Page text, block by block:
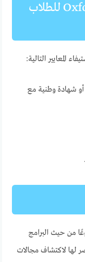
شروط القبول في جامعة Oxford للطلاب
المعايير التالية:
شهادة ثانوية معترف بها دوليًا (مثل IB أو شهادة وطنية مع
من حيث البرامج
لها لاكتشاف مجالات